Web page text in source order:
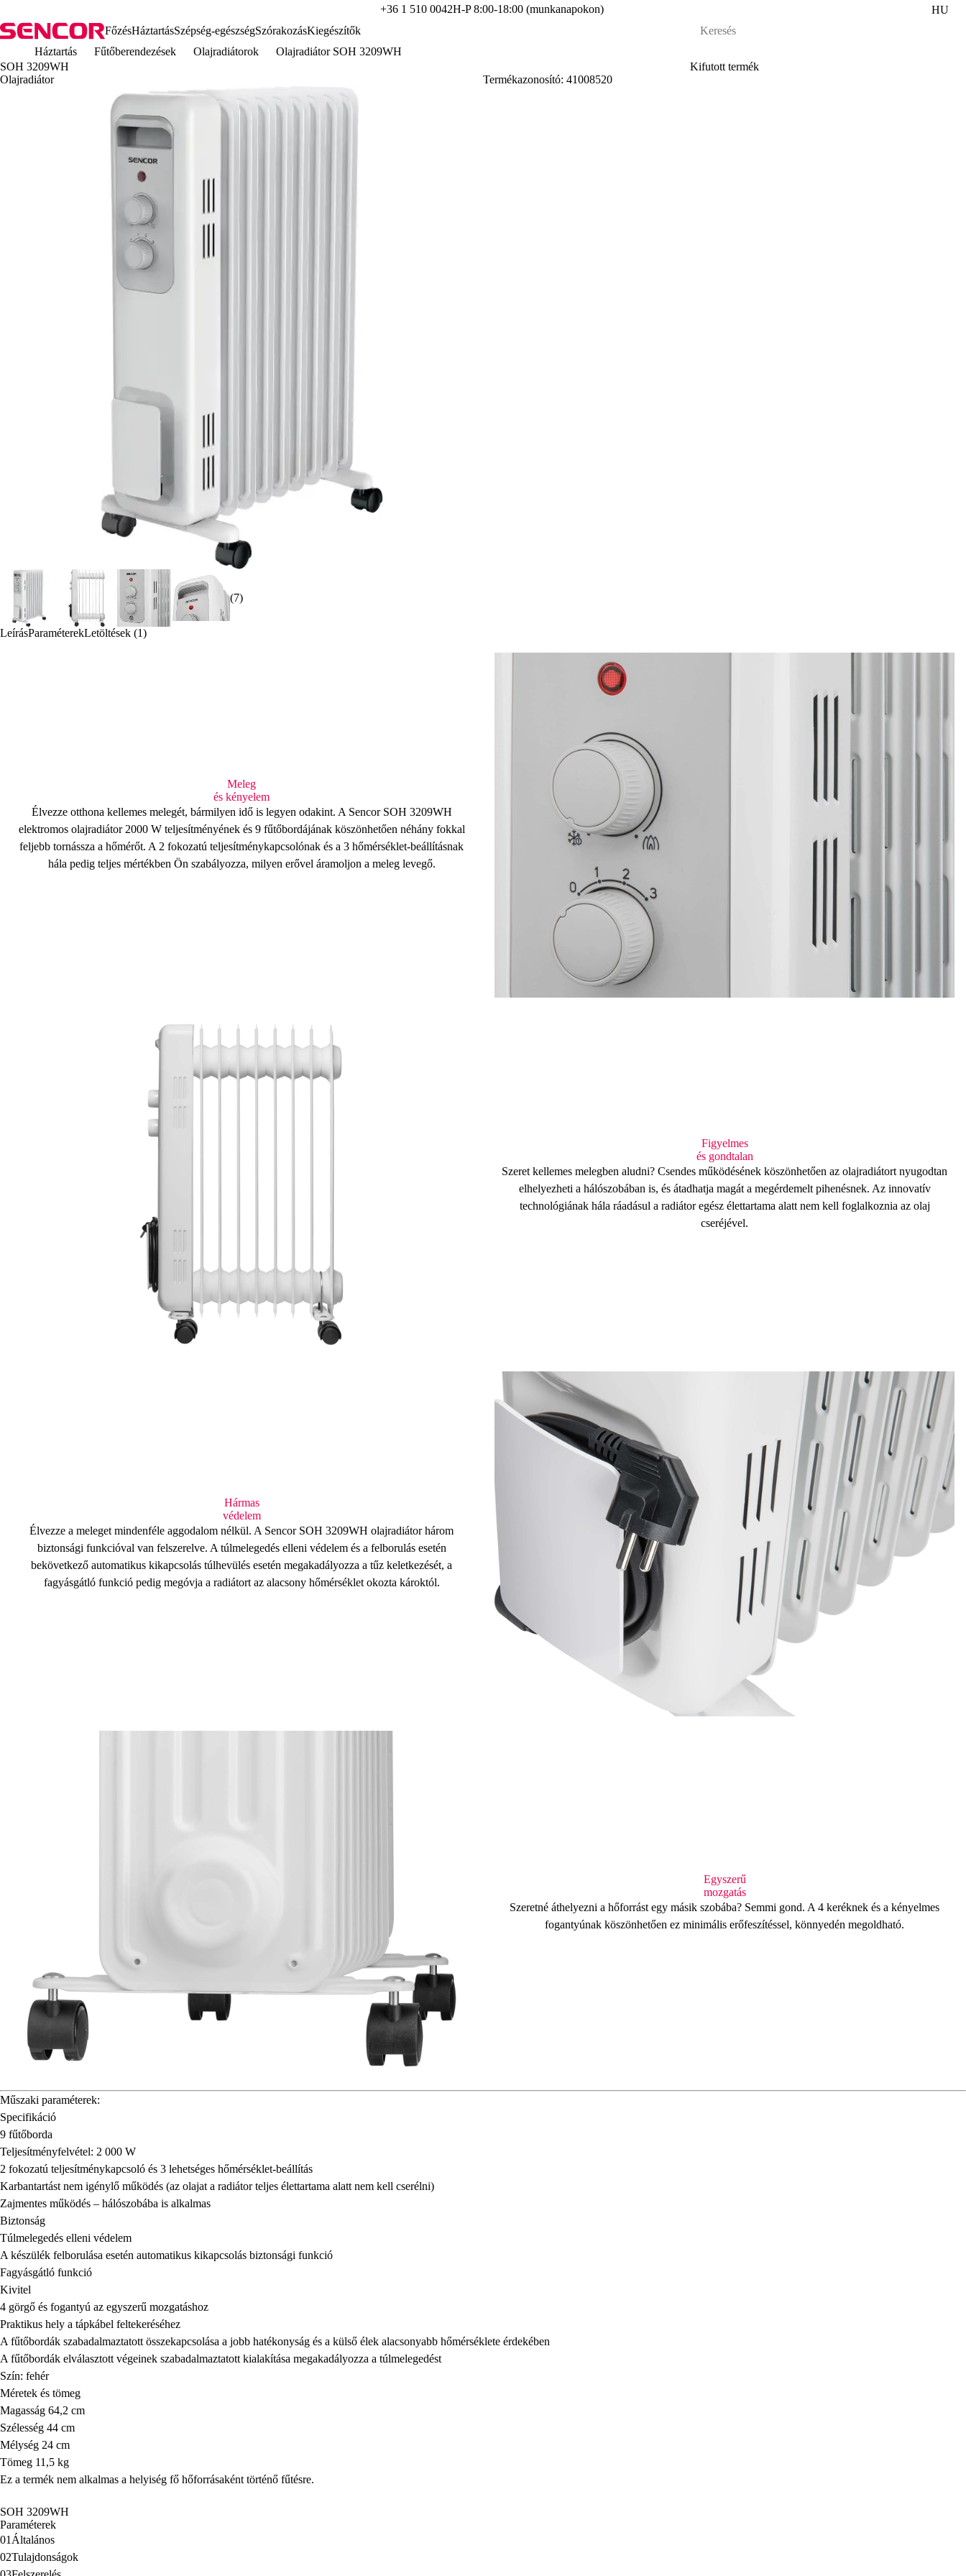
+36 1 510 0042H-P 8:00-18:00 (munkanapokon)
HU
FőzésHáztartásSzépség-egészségSzórakozásKiegészítők
Háztartás
Fűtőberendezések Olajradiátorok
Olajradiátor SOH 3209WH
SOH 3209WH
Olajradiátor
(7)
Kifutott termék
Termékazonosító: 41008520
LeírásParaméterekLetöltések (1)
Meleg
és kényelem
Élvezze otthona kellemes melegét, bármilyen idő is legyen odakint. A Sencor SOH 3209WH
elektromos olajradiátor 2000 W teljesítményének és 9 fűtőbordájánakköszönhetően néhány fokkal
feljebb tornássza a hőmérőt. A 2 fokozatú teljesítménykapcsolónak és a 3 hőmérséklet-beállításnak
hála pedig teljes mértékben Ön szabályozza, milyen erővel áramoljon a meleg levegő.
Figyelmes
és gondtalan
Szeret kellemes melegben aludni? Csendes működésének köszönhetően az olajradiátort nyugodtan
elhelyezheti a hálószobában is, és átadhatja magát a megérdemelt pihenésnek. Az innovatív
technológiának hála ráadásul a radiátor egész élettartama alatt nem kell foglalkoznia az olaj
cseréjével.
Hármas
védelem
Élvezze a meleget mindenféle aggodalom nélkül. A Sencor SOH 3209WH olajradiátorhárom
biztonsági funkcióval van felszerelve. A túlmelegedés elleni védelem és a felborulás esetén
bekövetkező automatikus kikapcsolás túlhevülés esetén megakadályozza a tűz keletkezését, a
fagyásgátlófunkció pedig megóvja a radiátort az alacsony hőmérséklet okozta károktól.
Egyszerű
mozgatás
Szeretné áthelyezni a hőforrást egy másik szobába? Semmi gond. A 4 keréknek és a kényelmes
fogantyúnak köszönhetően ez minimális erőfeszítéssel, könnyedén megoldható.
Műszaki paraméterek:
Specifikáció
9 fűtőborda
Teljesítményfelvétel: 2 000 W
2 fokozatú teljesítménykapcsoló és 3 lehetséges hőmérséklet-beállítás
Karbantartást nem igénylő működés (az olajat a radiátor teljes élettartama alatt nem kell cserélni)
Zajmentes működés – hálószobába is alkalmas
Biztonság
Túlmelegedés elleni védelem
A készülék felborulása esetén automatikus kikapcsolás biztonsági funkció
Fagyásgátló funkció
Kivitel
4 görgő és fogantyú az egyszerű mozgatáshoz
Praktikus hely a tápkábel feltekeréséhez
A fűtőbordák szabadalmaztatott összekapcsolása a jobb hatékonyság és a külső élek alacsonyabb hőmérséklete érdekében
A fűtőbordák elválasztott végeinek szabadalmaztatott kialakítása megakadályozza a túlmelegedést
Szín: fehér
Méretek és tömeg
Magasság 64,2 cm
Szélesség 44 cm
Mélység 24 cm
Tömeg 11,5 kg
Ez a termék nem alkalmas a helyiség fő hőforrásaként történő fűtésre.
SOH 3209WH
Paraméterek
01 Általános
02Tulajdonságok